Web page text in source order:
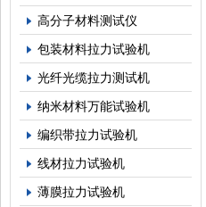
高分子材料测试仪
包装材料拉力试验机
光纤光缆拉力测试机
纳米材料万能试验机
编织带拉力试验机
线材拉力试验机
薄膜拉力试验机